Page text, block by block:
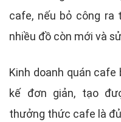
cafe, nếu bỏ công
nhiều đồ còn mới và
Kinh doanh quán
kế đơn giản, tạo
thưởng thức cafe là